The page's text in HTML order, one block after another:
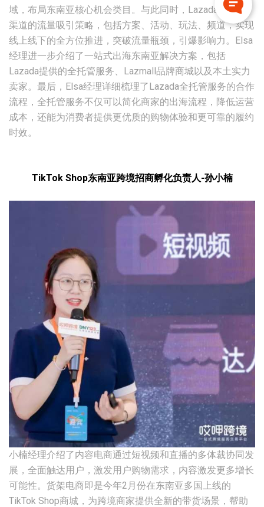
域，布局东南亚核心机会类目。与此同时，Lazada采取多
渠道的流量吸引策略，包括方案、活动、玩法、频道，实现
线上线下的全方位推进，突破流量瓶颈，引爆影响力。Elsa
经理进一步介绍了一站式出海东南亚解决方案，包括
Lazada提供的全托管服务、Lazmall品牌商城以及本土实力
卖家。最后，Elsa经理详细梳理了Lazada全托管服务的合作
流程，全托管服务不仅可以简化商家的出海流程，降低运营
成本，还能为消费者提供更优质的购物体验和更可靠的履约
时效。
TikTok Shop东南亚跨境招商孵化负责人-孙小楠
小楠经理介绍了内容电商通过短视频和直播的多体裁协同发
展，全面触达用户，激发用户购物需求，内容激发更多增长
可能性。货架电商即是今年2月份在东南亚多国上线的
TikTok Shop商城，为跨境商家提供全新的带货场景，帮助